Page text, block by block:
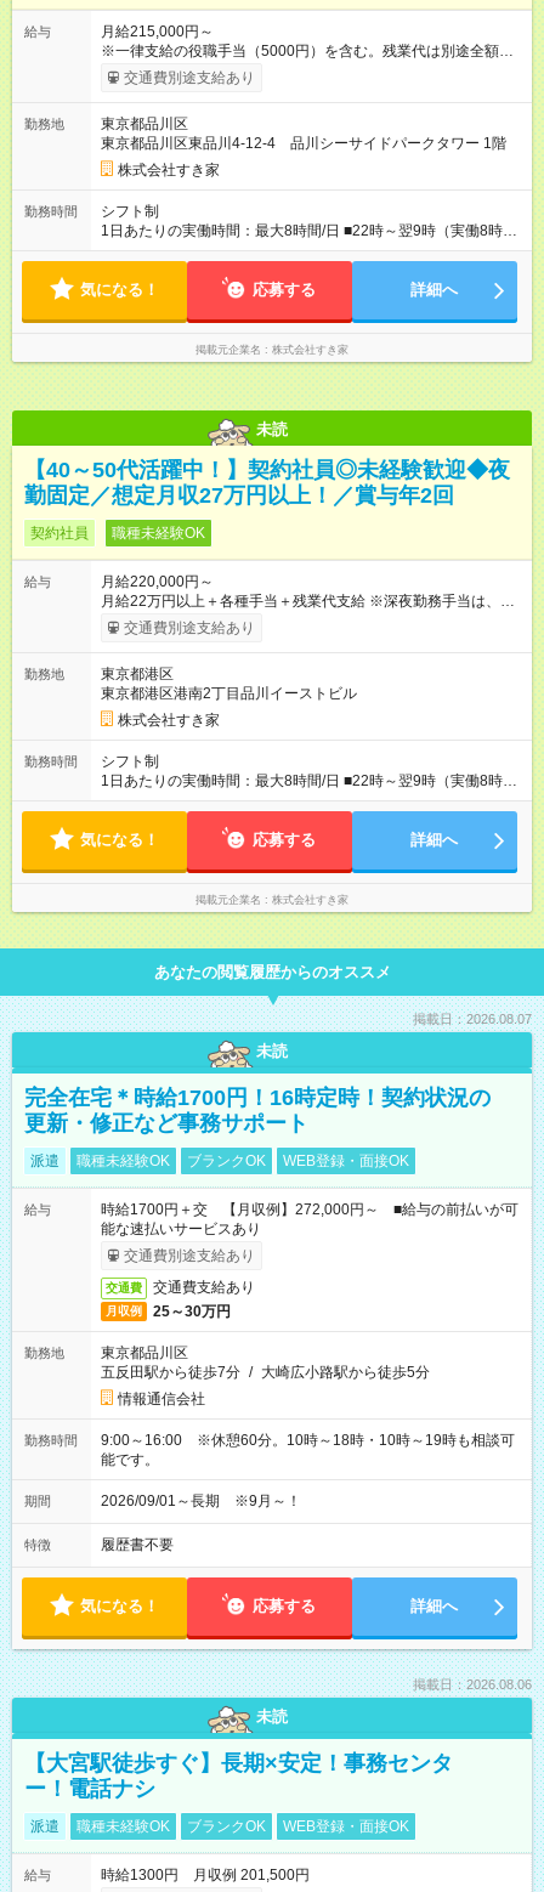
給与
月給215,000円～
※一律支給の役職手当（5000円）を含む。残業代は別途全額支
給。 ※深夜勤務手当は、残業時間等により変動します。 ※想定
月収27万円以上 ※最大4回昇給のチャンスあり ※賞与年2回支給
交通費別途支給あり
勤務地
東京都品川区
東京都品川区東品川4-12-4 品川シーサイドパークタワー 1階
株式会社すき家
勤務時間
シフト制
1日あたりの実働時間：最大8時間/日 ■22時～翌9時（実働8時
間） ※上記はあくまでも一例です。店舗により、時間が前後す
のシフトを組んでいます。 ★各店舗のサポートのために本社に
気になる！ 応募する 詳細へ
掲載元企業名 株式会社すき家
未読
【40～50代活躍中！】契約社員◎未経験歓迎◆夜
勤固定／想定月収27万円以上！／賞与年2回
契約社員 職種未経験OK
給与
月給220,000円～
月給22万円以上＋各種手当＋残業代支給 ※深夜勤務手当は、残
業時間等により変動します。 ※年4回昇給のチャンスあり ※賞与
年2回支給 ≪月収イメージ≫ ■月収30万円以上：東京、神奈
石川、福井、岐阜、三重※全店 ■月収27万円以上：滋賀、京都、
大阪、兵庫、和歌山※店舗により異なります／岡山、広島、鳥
取、島根、山口、徳島、香川、愛媛、高知※全店 ※22：00～翌
朝9：00/月20日勤務/1時間休憩の場合 ●配属エリアによって給与
は変更になります。 希望勤務地の給与は下記よりご確認くだ
さい。 https://keiyaku.sukiya.jp/ 【試用期間】試用期間なし
交通費別途支給あり
勤務地
東京都港区
東京都港区港南2丁目品川イーストビル
株式会社すき家
勤務時間
シフト制
1日あたりの実働時間：最大8時間/日 ■22時～翌9時（実働8時
間） ※上記はあくまでも一例です。店舗により、時間が前後す
のシフトを組んでいます。 ★各店舗のサポートのために本社に
気になる！ 応募する 詳細へ
掲載元企業名 株式会社すき家
あなたの閲覧履歴からのオススメ
掲載日：2026.08.07
未読
完全在宅＊時給1700円！16時定時！契約状況の
更新・修正など事務サポート
派遣 職種未経験OK ブランクOK WEB登録・面接OK
給与
時給1700円＋交 【月収例】272,000円～ ■給与の前払いが可
能な速払いサービスあり
交通費別途支給あり
交通費 交通費支給あり
月収例 25～30万円
勤務地
東京都品川区
五反田駅から徒歩7分 / 大崎広小路駅から徒歩5分
情報通信会社
勤務時間
9:00～16:00 ※休憩60分。10時～18時・10時～19時も相談可
能です。
期間 2026/09/01～長期 ※9月～！
特徴 履歴書不要
気になる！ 応募する 詳細へ
掲載日：2026.08.06
未読
【大宮駅徒歩すぐ】長期×安定！事務センタ
ー！電話ナシ
派遣 職種未経験OK ブランクOK WEB登録・面接OK
給与
時給1300円 月収例 201,500円